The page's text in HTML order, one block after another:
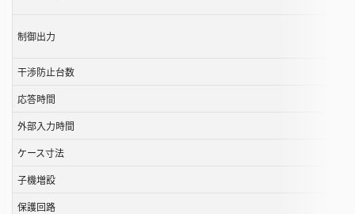
制御出力
干渉防止台数
応答時間
外部入力時間
ケース寸法
子機増設
保護回路